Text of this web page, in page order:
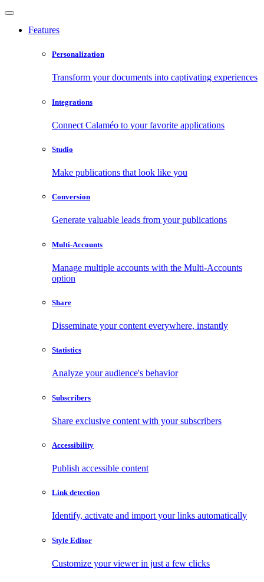
Features
Personalization
Transform your documents into captivating experiences
Integrations
Connect Calaméo to your favorite applications
Studio
Make publications that look like you
Conversion
Generate valuable leads from your publications
Multi-Accounts
Manage multiple accounts with the Multi-Accounts
option
Share
Disseminate your content everywhere, instantly
Statistics
Analyze your audience's behavior
Subscribers
Share exclusive content with your subscribers
Accessibility
Publish accessible content
Link detection
Identify, activate and import your links automatically
Style Editor
Customize your viewer in just a few clicks